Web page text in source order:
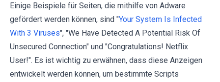
Einige Beispiele für Seiten, die mithilfe von Adware
gefördert werden können, sind "Your System Is Infected
With 3 Viruses", "We Have Detected A Potential Risk Of
Unsecured Connection" und "Congratulations! Netflix
User!". Es ist wichtig zu erwähnen, dass diese Anzeigen
entwickelt werden können, um bestimmte Scripts